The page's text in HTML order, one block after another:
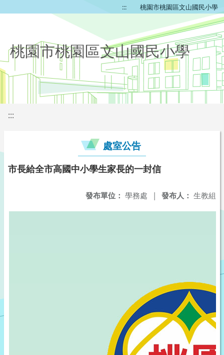
::: 桃園市桃園區文山國民小學
桃園市桃園區文山國民小學
:::
處室公告
市長給全市高國中小學生家長的一封信
發布人： 生教組
發布單位： 學務處 |